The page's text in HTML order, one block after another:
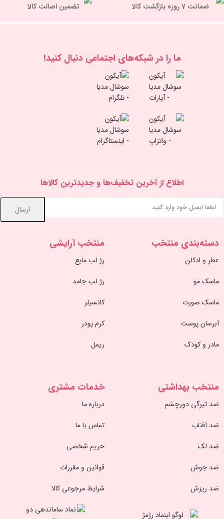
ضمانت 7 روزه بازگشت کالا تضمین اصالت کالا
اطلاع از آخرین تخفیف‌ها و جدیدترین کالاها
ما را در شبكه‌های اجتماعی دنبال کنید!
دسته‌بندی منتخب
عطر و ادکلن
ماسک مو
ماسک صورت
آبرسان پوست
مادر و کودک
منتخب آرایشی
رژ لب مایع
رژ لب جامد
کانسیلر
کرم پودر
ریمل
منتخب بهداشتی
ضد تیرگی دورچشم
ضد آفتاب
ضد لک
ضد جوش
ضد ریزش
خدمات مشتری
درباره ما
تماس با ما
حریم شخصی
قوانین و مقررات
شرایط مرجوعی کالا